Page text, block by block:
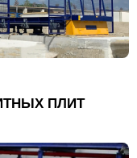
ПЛИТ